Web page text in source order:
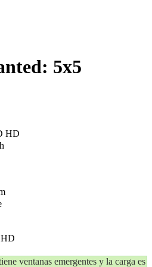
5x5
HD
ventanas emergentes y la carga es